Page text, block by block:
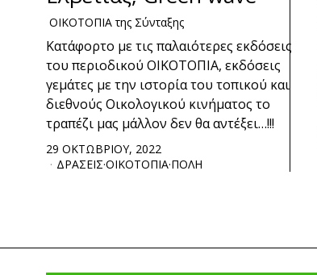
ΟΙΚΟΤΟΠΙΑ της Σύνταξης
Κατάφορτο με τις παλαιότερες εκδόσεις
του περιοδικού ΟΙΚΟΤΟΠΙΑ, εκδόσεις
γεμάτες με την ιστορία του τοπικού και
διεθνούς Οικολογικού κινήματος το
τραπέζι μας μάλλον δεν θα αντέξει…!!!
29 ΟΚΤΩΒΡΙΟΥ, 2022
ΔΡΑΣΕΙΣ·ΟΙΚΟΤΟΠΙΑ·ΠΟΛΗ